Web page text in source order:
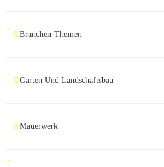
Branchen-Themen
Garten Und Landschaftsbau
Mauerwerk